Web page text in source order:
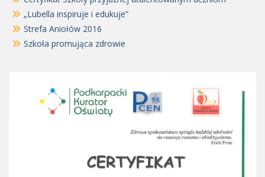
„Lubella inspiruje i edukuje”
Strefa Aniołów 2016
Szkoła promująca zdrowie